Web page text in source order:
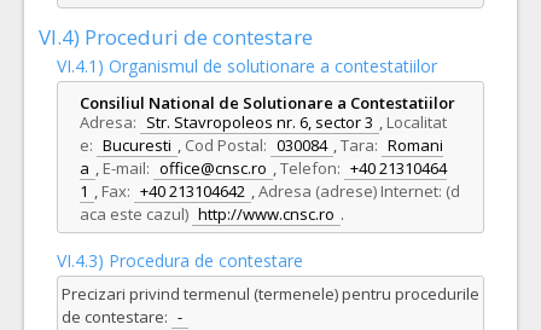
VI.4) Proceduri de contestare
VI.4.1) Organismul de solutionare a contestatiilor
Consiliul National de Solutionare a Contestatiilor
Adresa: Str. Stavropoleos nr. 6, sector 3 , Localitat
e: Bucuresti , Cod Postal: 030084 ,Tara: Romani
a , E-mail: office@cnsc.ro ,Telefon: +40 21310464
1 , Fax: +40 213104642 ,Adresa (adrese) Internet: (d
aca este cazul) http://www.cnsc.ro .
VI.4.3) Procedura de contestare
Precizari privind termenul (termenele) pentru procedurile
de contestare: -